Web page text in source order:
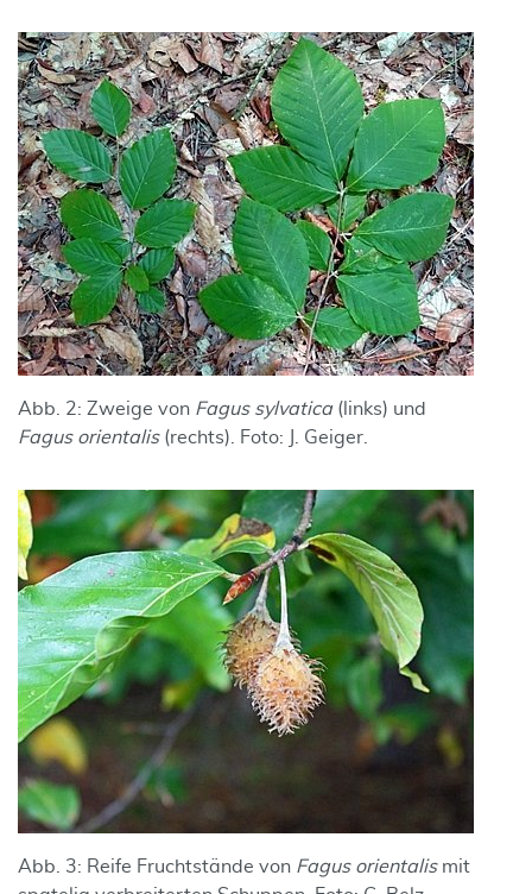
Abb. 2: Zweige von Fagus sylvatica(links) und
Fagus orientalis(rechts). Foto: J. Geiger.
Abb. 3: Reife Fruchtstände von Fagus orientalismit